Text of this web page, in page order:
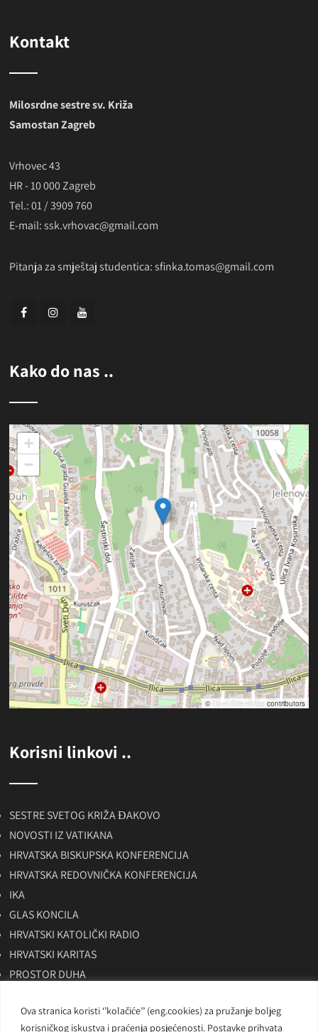
Ova stranica koristi ‘’kolačiće’’ (eng.cookies) za pružanje boljeg
korisničkog iskustva i praćenja posjećenosti. Postavke prihvata
Kontakt
Milosrdne sestre sv. Križa
Samostan Zagreb
Vrhovec 43
HR - 10 000 Zagreb
Tel.: 01 / 3909 760
E-mail: ssk.vrhovac@gmail.com
Pitanja za smještaj studentica:sfinka.tomas@gmail.com
Kako do nas ..
+
−
© OpenStreetMap contributors
Korisni linkovi ..
SESTRE SVETOG KRIŽA ĐAKOVO
NOVOSTI IZ VATIKANA
HRVATSKA BISKUPSKA KONFERENCIJA
HRVATSKA REDOVNIČKA KONFERENCIJA
IKA
GLAS KONCILA
HRVATSKI KATOLIČKI RADIO
HRVATSKI KARITAS
PROSTOR DUHA
BITNO NET